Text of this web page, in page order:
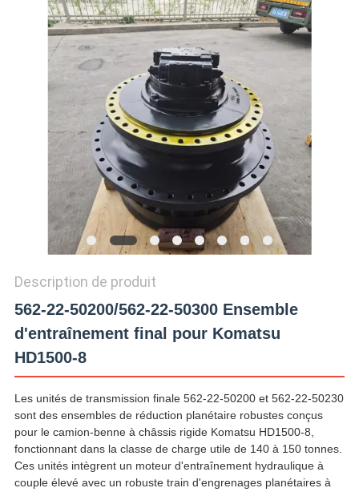
TOUS
DEMANDE
DE
SOUMISSION
SITEMAP
POLITIQUE
DE
CONFIDENTIALITÉ
Description de produit
562-22-50200/562-22-50300 Ensemble
d'entraînement final pour Komatsu
HD1500-8
Les unités de transmission finale 562-22-50200 et 562-22-50230
sont des ensembles de réduction planétaire robustes conçus
pour le camion-benne à châssis rigide Komatsu HD1500-8,
fonctionnant dans la classe de charge utile de 140 à 150 tonnes.
Ces unités intègrent un moteur d'entraînement hydraulique à
couple élevé avec un robuste train d'engrenages planétaires à